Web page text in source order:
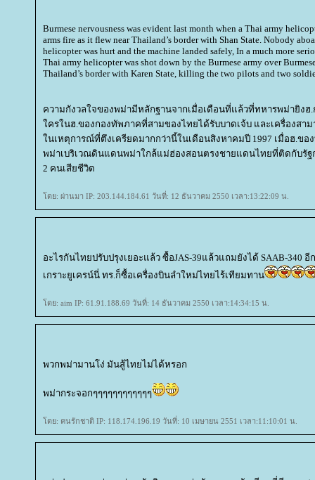
Burmese nervousness was evident last month when a Thai army
arms fire as it flew near Thailand’s border with Shan State. Nobody
helicopter was hurt and the machine landed safely, In a much more
Thai army helicopter was shot down by the Burmese army over
Thailand’s border with Karen State, killing the two pilots and two
ความกังวลใจของพม่ามีหลักฐานจากเมื่อเดือนที่แล้วที่ทหารพม่ายิงฮ
ครในฮ.ของกองทัพภาคที่สามของไทยได้รับบาดเจ้บ และเครื่องสา
นเหตุการณ์ที่ตึงเครียดมากกว่านี้ในเดือนสิงหาคมปี 1997 เมื่อฮ.ขอ
พม่าเบริเวณดินแดนพม่าใกล้แม่ฮ่องสอนตรงชายแดนไทยที่ติดกับรัฐ
2 คนเสียชีวิต
ดย: ผ่านมา IP: 203.144.184.61 วันที่: 12 ธันวาคม 2550 เวลา:13:22:09 น.
อะไรกันไทยปรับปรุงเยอะแล้ว ซื้อJAS-39แล้วแถมยังได้ SAAB-340 อี
เกราะยูเครน์นี่ ทร.ก็ซื้อเครื่องบินลำใหม่ไทยไร้เทียมทาน
ดย: aim IP: 61.91.188.69 วันที่: 14 ธันวาคม 2550 เวลา:14:34:15 น.
พวกพม่ามานโง่ มันสู้ไทยไม่ได้หรอก
พม่ากระจอกๆๆๆๆๆๆๆๆๆๆๆๆ
ดย: คนรักชาติ IP: 118.174.196.19 วันที่: 10 เมษายน 2551 เวลา:11:10:01 น.